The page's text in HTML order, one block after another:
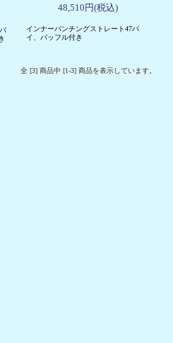
48,510円(税込)
インナーパンチングストレート47パ
イ、バッフル付き
全 [3] 商品中 [1-3] 商品を表示しています。